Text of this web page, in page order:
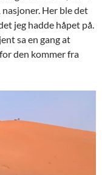
Her ble det
jeg hadde håpet på.
sa en gang at
den kommer fra